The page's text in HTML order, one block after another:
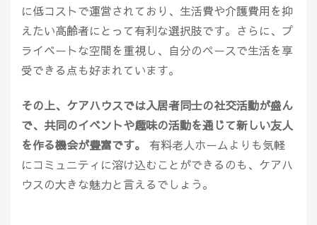
に低コストで運営されており、生活費や介護費用を抑
えたい高齢者にとって有利な選択肢です。さらに、プ
ライベートな空間を重視し、自分のペースで生活を享
受できる点も好まれています。
その上、ケアハウスでは入居者同士の社交活動が盛ん
で、共同のイベントや趣味の活動を通じて新しい友人
を作る機会が豊富です。
有料老人ホームよりも気軽
にコミュニティに溶け込むことができるのも、ケアハ
ウスの大きな魅力と言えるでしょう。